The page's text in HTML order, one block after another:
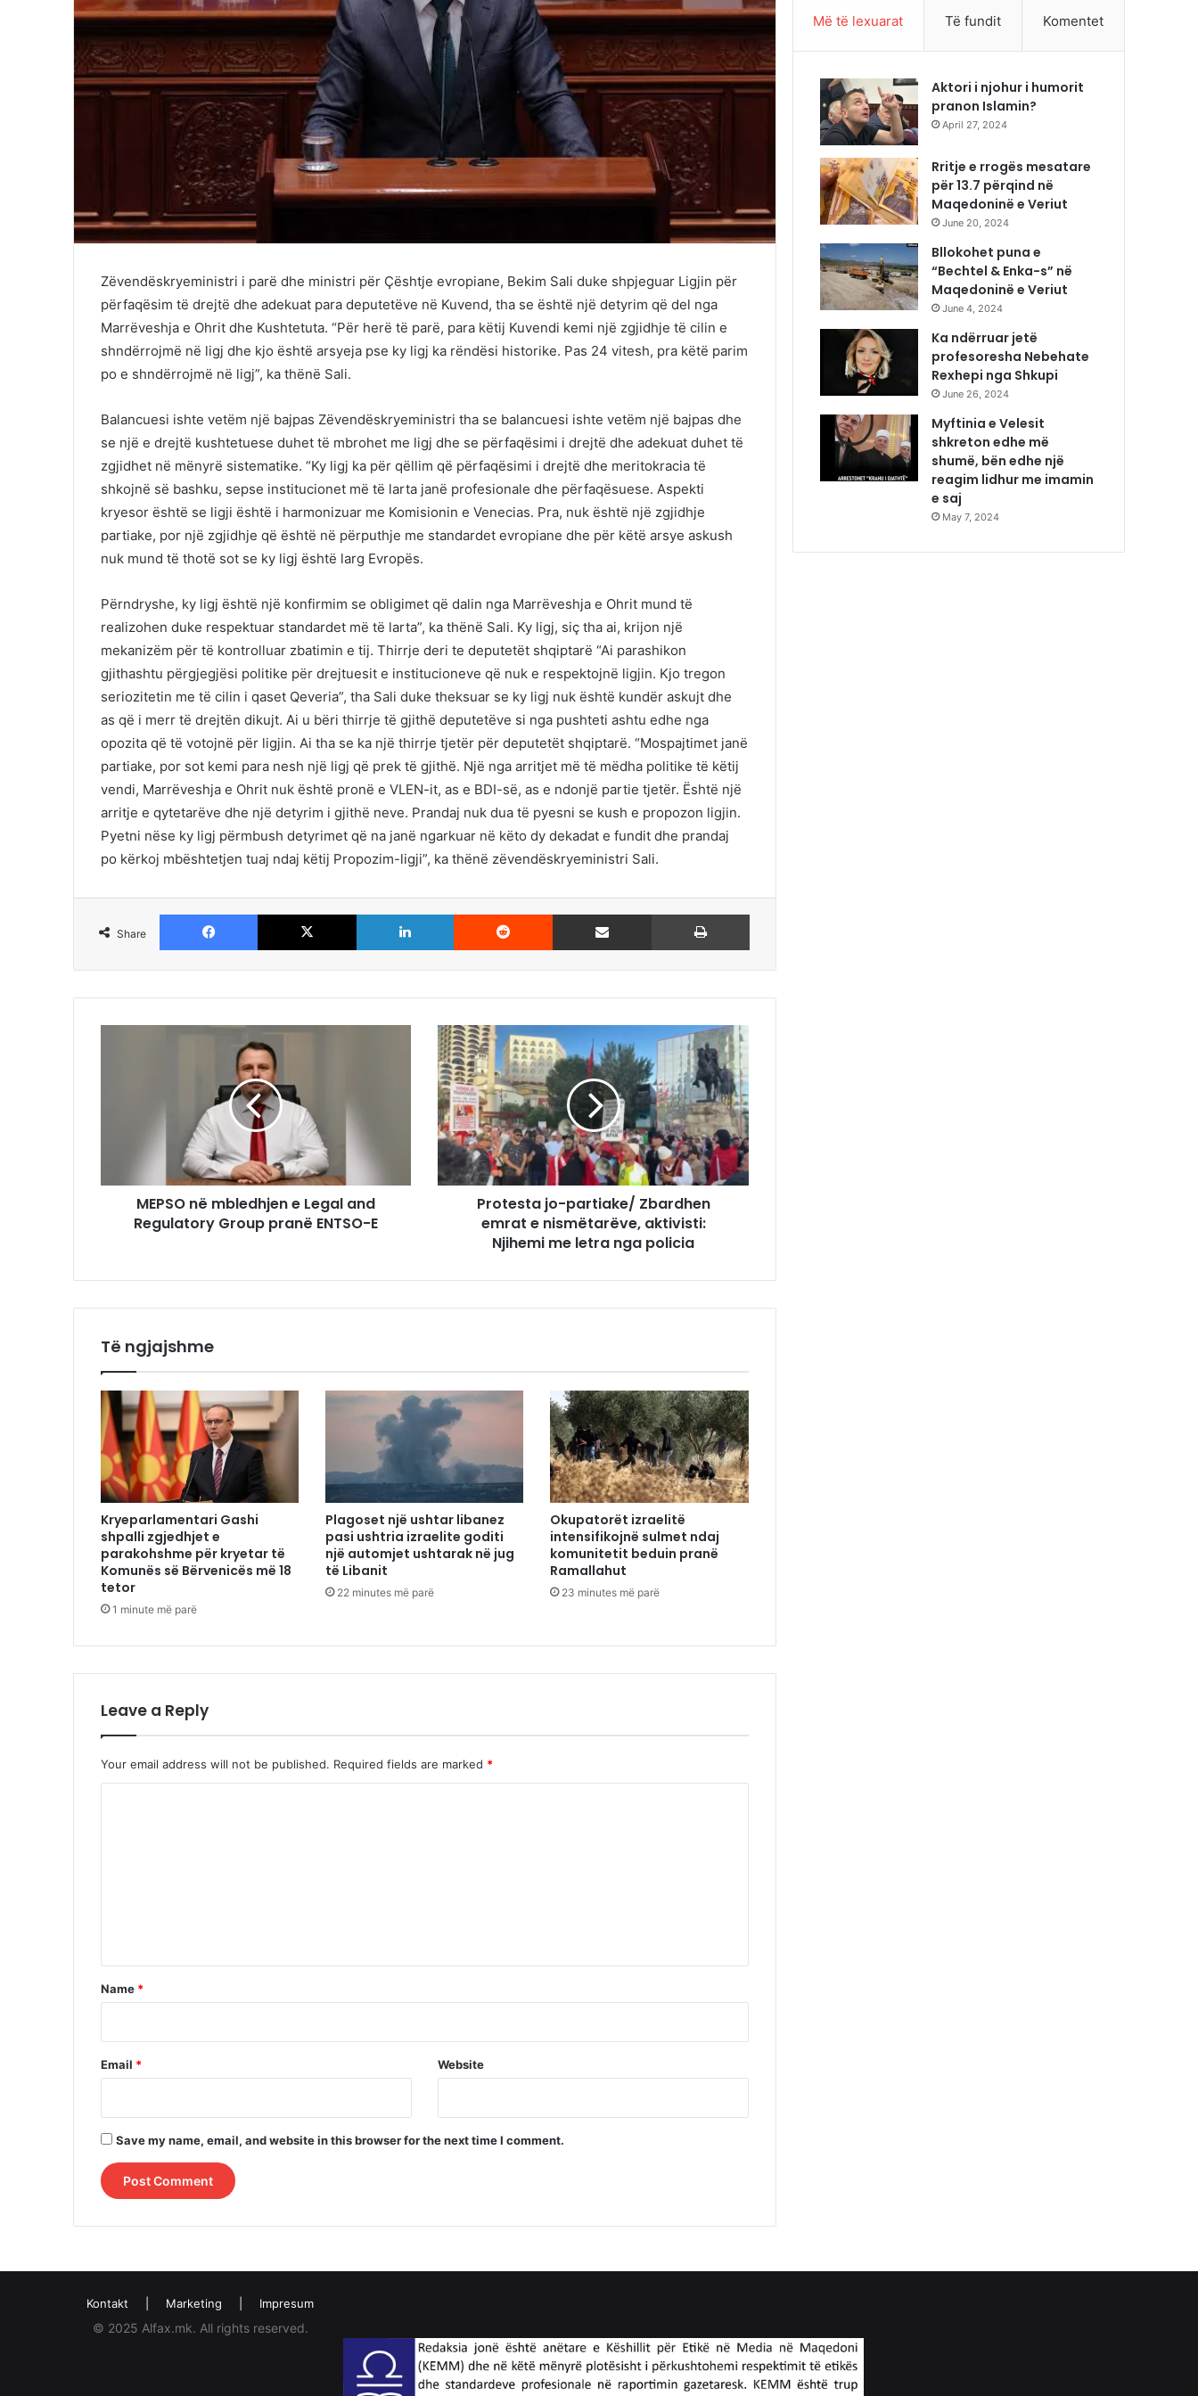
Zëvendëskryeministri i parë dhe ministri për Çështje evropiane, Bekim Sali duke shpjeguar Ligjin për
përfaqësim të drejtë dhe adekuat para deputetëve në Kuvend, tha se është një detyrim që del nga
Marrëveshja e Ohrit dhe Kushtetuta. “Për herë të parë, para këtij Kuvendi kemi një zgjidhje të cilin e
shndërrojmë në ligj dhe kjo është arsyeja pse ky ligj ka rëndësi historike. Pas 24 vitesh, pra këtë parim
po e shndërrojmë në ligj”, ka thënë Sali.
Balancuesi ishte vetëm një bajpas Zëvendëskryeministri tha se balancuesi ishte vetëm një bajpas dhe
se një e drejtë kushtetuese duhet të mbrohet me ligj dhe se përfaqësimi i drejtë dhe adekuat duhet të
zgjidhet në mënyrë sistematike. “Ky ligj ka për qëllim që përfaqësimi i drejtë dhe meritokracia të
shkojnë së bashku, sepse institucionet më të larta janë profesionale dhe përfaqësuese. Aspekti
kryesor është se ligji është i harmonizuar me Komisionin e Venecias. Pra, nuk është një zgjidhje
partiake, por një zgjidhje që është në përputhje me standardet evropiane dhe për këtë arsye askush
nuk mund të thotë sot se ky ligj është larg Evropës.
Përndryshe, ky ligj është një konfirmim se obligimet që dalin nga Marrëveshja e Ohrit mund të
realizohen duke respektuar standardet më të larta”, ka thënë Sali. Ky ligj, siç tha ai, krijon një
mekanizëm për të kontrolluar zbatimin e tij. Thirrje deri te deputetët shqiptarë “Ai parashikon
gjithashtu përgjegjësi politike për drejtuesit e institucioneve që nuk e respektojnë ligjin. Kjo tregon
seriozitetin me të cilin i qaset Qeveria”, tha Sali duke theksuar se ky ligj nuk është kundër askujt dhe
as që i merr të drejtën dikujt. Ai u bëri thirrje të gjithë deputetëve si nga pushteti ashtu edhe nga
opozita që të votojnë për ligjin. Ai tha se ka një thirrje tjetër për deputetët shqiptarë. “Mospajtimet janë
partiake, por sot kemi para nesh një ligj që prek të gjithë. Një nga arritjet më të mëdha politike të këtij
vendi, Marrëveshja e Ohrit nuk është pronë e VLEN-it, as e BDI-së, as e ndonjë partie tjetër. Është një
arritje e qytetarëve dhe një detyrim i gjithë neve. Prandaj nuk dua të pyesni se kush e propozon ligjin.
Pyetni nëse ky ligj përmbush detyrimet që na janë ngarkuar në këto dy dekadat e fundit dhe prandaj
po kërkoj mbështetjen tuaj ndaj këtij Propozim-ligji”, ka thënë zëvendëskryeministri Sali.
Share
Facebook X LinkedIn Reddit Share via Email
MEPSO në mbledhjen e Legal and
Regulatory Group pranë ENTSO-E
Protesta jo-partiake/ Zbardhen
emrat e nismëtarëve, aktivisti:
Njihemi me letra nga policia
Të ngjajshme
Kryeparlamentari Gashi
shpalli zgjedhjet e
parakohshme për kryetar të
Komunës së Bërvenicës më 18
tetor
1 minute më parë
Plagoset një ushtar libanez
pasi ushtria izraelite goditi
një automjet ushtarak në jug
të Libanit
22 minutes më parë
Okupatorët izraelitë
intensifikojnë sulmet ndaj
komunitetit beduin pranë
Ramallahut
23 minutes më parë
Leave a Reply
Your email address will not be published. Required fields are marked *
*
Name *
Email * Website
Save my name, email, and website in this browser for the next time I comment.
Më të lexuarat Të fundit Komentet
Aktori i njohur i humorit
pranon Islamin?
April 27, 2024
Rritje e rrogës mesatare
për 13.7 përqind në
Maqedoninë e Veriut
June 20, 2024
Bllokohet puna e
“Bechtel & Enka-s” në
Maqedoninë e Veriut
June 4, 2024
Ka ndërruar jetë
profesoresha Nebehate
Rexhepi nga Shkupi
June 26, 2024
Myftinia e Velesit
shkreton edhe më
shumë, bën edhe një
reagim lidhur me imamin
e saj
May 7, 2024
Kontakt Marketing Impresum
© 2025 Alfax.mk. All rights reserved.